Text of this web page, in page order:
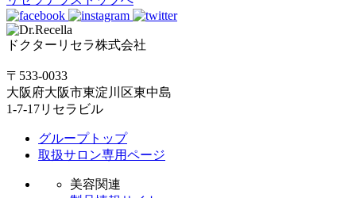
ドクターリセラ株式会社
〒533-0033
大阪府大阪市東淀川区東中島
1-7-17リセラビル
グループトップ
取扱サロン専用ページ
美容関連